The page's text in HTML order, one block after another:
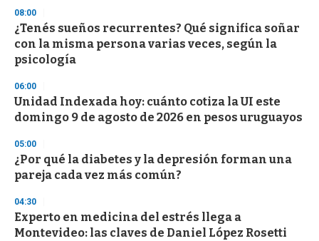
3
s
e
c
o
d
s
08:00
¿Tenés sueños recurrentes? Qué significa soñar
con la misma persona varias veces, según la
psicología
06:00
Unidad Indexada hoy: cuánto cotiza la UI este
domingo 9 de agosto de 2026 en pesos uruguayos
05:00
¿Por qué la diabetes y la depresión forman una
pareja cada vez más común?
04:30
Experto en medicina del estrés llega a
Montevideo: las claves de Daniel López Rosetti